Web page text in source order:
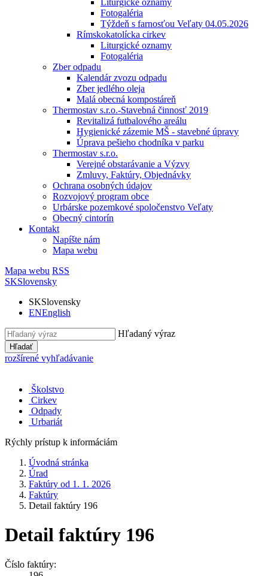
Liturgické oznamy
Fotogaléria
Týždeň s farnosťou Veľaty 04.05.2026
Rímskokatolícka cirkev
Liturgické oznamy
Fotogaléria
Zber odpadu
Kalendár zvozu odpadu
Zber jedlého oleja
Malá obecná kompostáreň
Thermostav s.r.o.-Stavebná činnosť 2019
Revitalizá futbalového areálu
Hygienické zázemie MŠ - stavebné úpravy
Úprava pešieho chodníka v parku
Thermostav s.r.o.
Verejné obstarávanie a Výzvy
Zmluvy, Faktúry, Objednávky
Ochrana osobných údajov
Rozvojový program obce
Urbárske pozemkové spoločenstvo Veľaty
Obecný cintorín
Kontakt
Napíšte nám
Mapa webu
Mapa webu RSS
SKSlovensky
SKSlovensky
ENEnglish
Hľadaný výraz
Hľadať
rozšírené vyhľadávanie
Školstvo
Cirkev
Odpady
Urbariát
Rýchly prístup k informáciám
Úvodná stránka
Úrad
Faktúry od 1. 1. 2026
Faktúry
Detail faktúry 196
Detail faktúry 196
Číslo faktúry: